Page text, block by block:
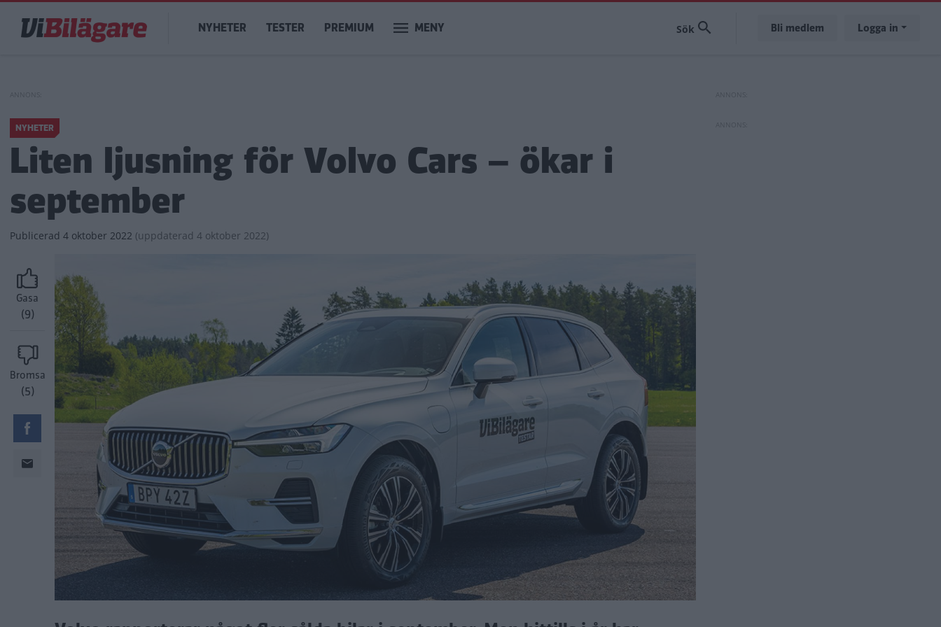
huvudinnehåll
Main
navigation
NYHETER TESTER PREMIUM MENY Bli medlem Logga in
NYHETER
Liten ljusning för Volvo Cars – ökar i
september
Publicerad 4 oktober 2022 (uppdaterad 4 oktober 2022)
Gasa
(9)
Bromsa
(5)